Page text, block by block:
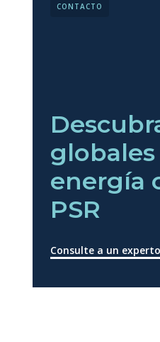
CONTACTO
energía
PSR
Consulte a un experto